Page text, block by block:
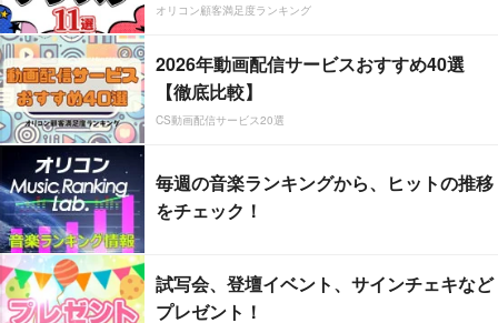
オリコン顧客満足度ランキング
2026年動画配信サービスおすすめ40選
【徹底比較】
CS動画配信サービス20選
毎週の音楽ランキングから、ヒットの推移
をチェック！
試写会、登壇イベント、サインチェキなど
プレゼント！